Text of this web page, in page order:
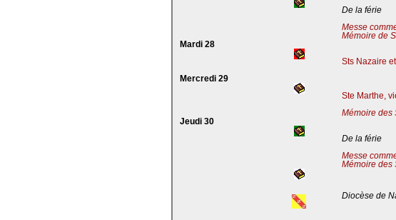
De la férie
Messe
Mémoire de
Mardi 28
Sts Nazaire
Mercredi 29
Ste Marthe,
Mémoire des
Jeudi 30
De la férie
Messe
Mémoire des
Diocèse de